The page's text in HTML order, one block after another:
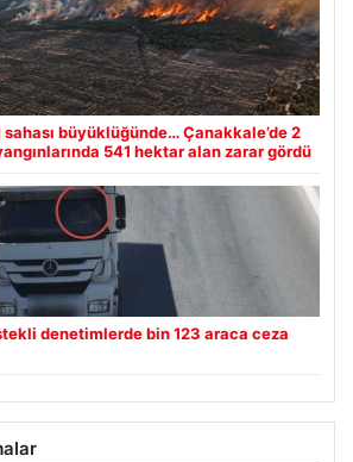
büyüklüğünde… Çanakkale’de 2
541 hektar alan zarar gördü
denetimlerde bin 123 araca ceza